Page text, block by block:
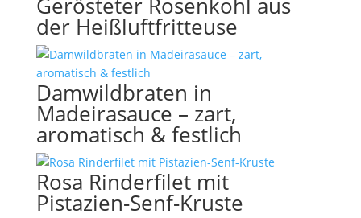
der Heißluftfritteuse
Damwildbraten in
Madeirasauce – zart,
aromatisch & festlich
Rosa Rinderfilet mit
Pistazien-Senf-Kruste